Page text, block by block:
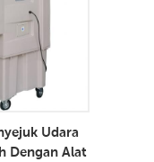
Udara
Dengan Alat